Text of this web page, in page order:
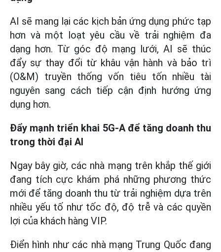
AI sẽ mang lại các kịch bản ứng dụng phức tạp
hơn và một loạt yêu cầu về trải nghiệm đa
dạng hơn. Từ góc độ mạng lưới, AI sẽ thúc
đẩy sự thay đổi từ khâu vận hành và bảo trì
(O&M) truyền thống vốn tiêu tốn nhiều tài
nguyên sang cách tiếp cận định hướng ứng
dụng hơn.
Đẩy mạnh triển khai 5G-A để tăng doanh thu
trong thời đại AI
Ngay bây giờ, các nhà mạng trên khắp thế giới
đang tích cực khám phá những phương thức
mới để tăng doanh thu từ trải nghiệm dựa trên
nhiều yếu tố như tốc độ, độ trễ và các quyền
lợi của khách hàng VIP.
Điển hình như các nhà mạng Trung Quốc đang